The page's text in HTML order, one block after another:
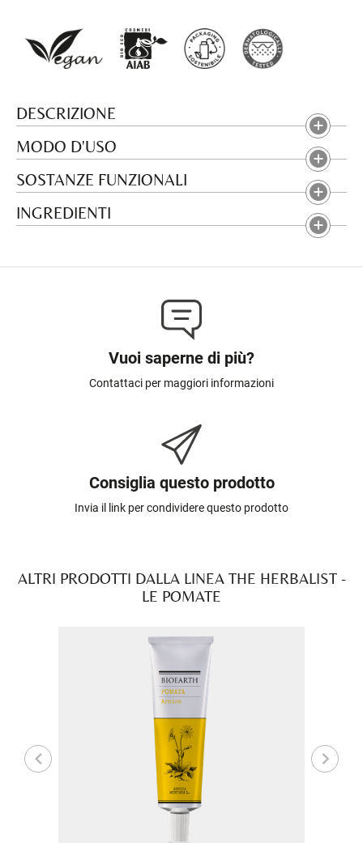
DESCRIZIONE
MODO D'USO
SOSTANZE FUNZIONALI
INGREDIENTI
Vuoi saperne di più?
Contattaci per maggiori informazioni
Consiglia questo prodotto
Invia il link per condividere questo prodotto
ALTRI PRODOTTI DALLA LINEA THE HERBALIST -
LE POMATE